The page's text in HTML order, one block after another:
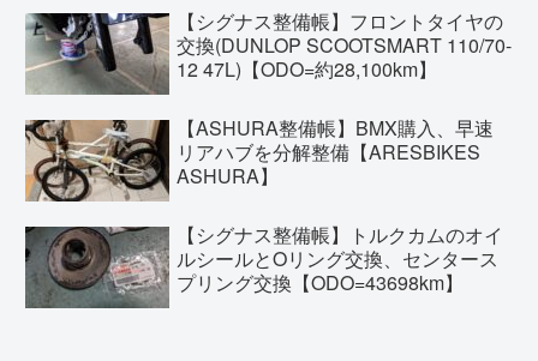
【シグナス整備帳】フロントタイヤの
交換(DUNLOP SCOOTSMART 110/70-
12 47L)【ODO=約28,100km】
【ASHURA整備帳】BMX購入、早速
リアハブを分解整備【ARESBIKES
ASHURA】
【シグナス整備帳】トルクカムのオイ
ルシールとOリング交換、センタース
プリング交換【ODO=43698km】